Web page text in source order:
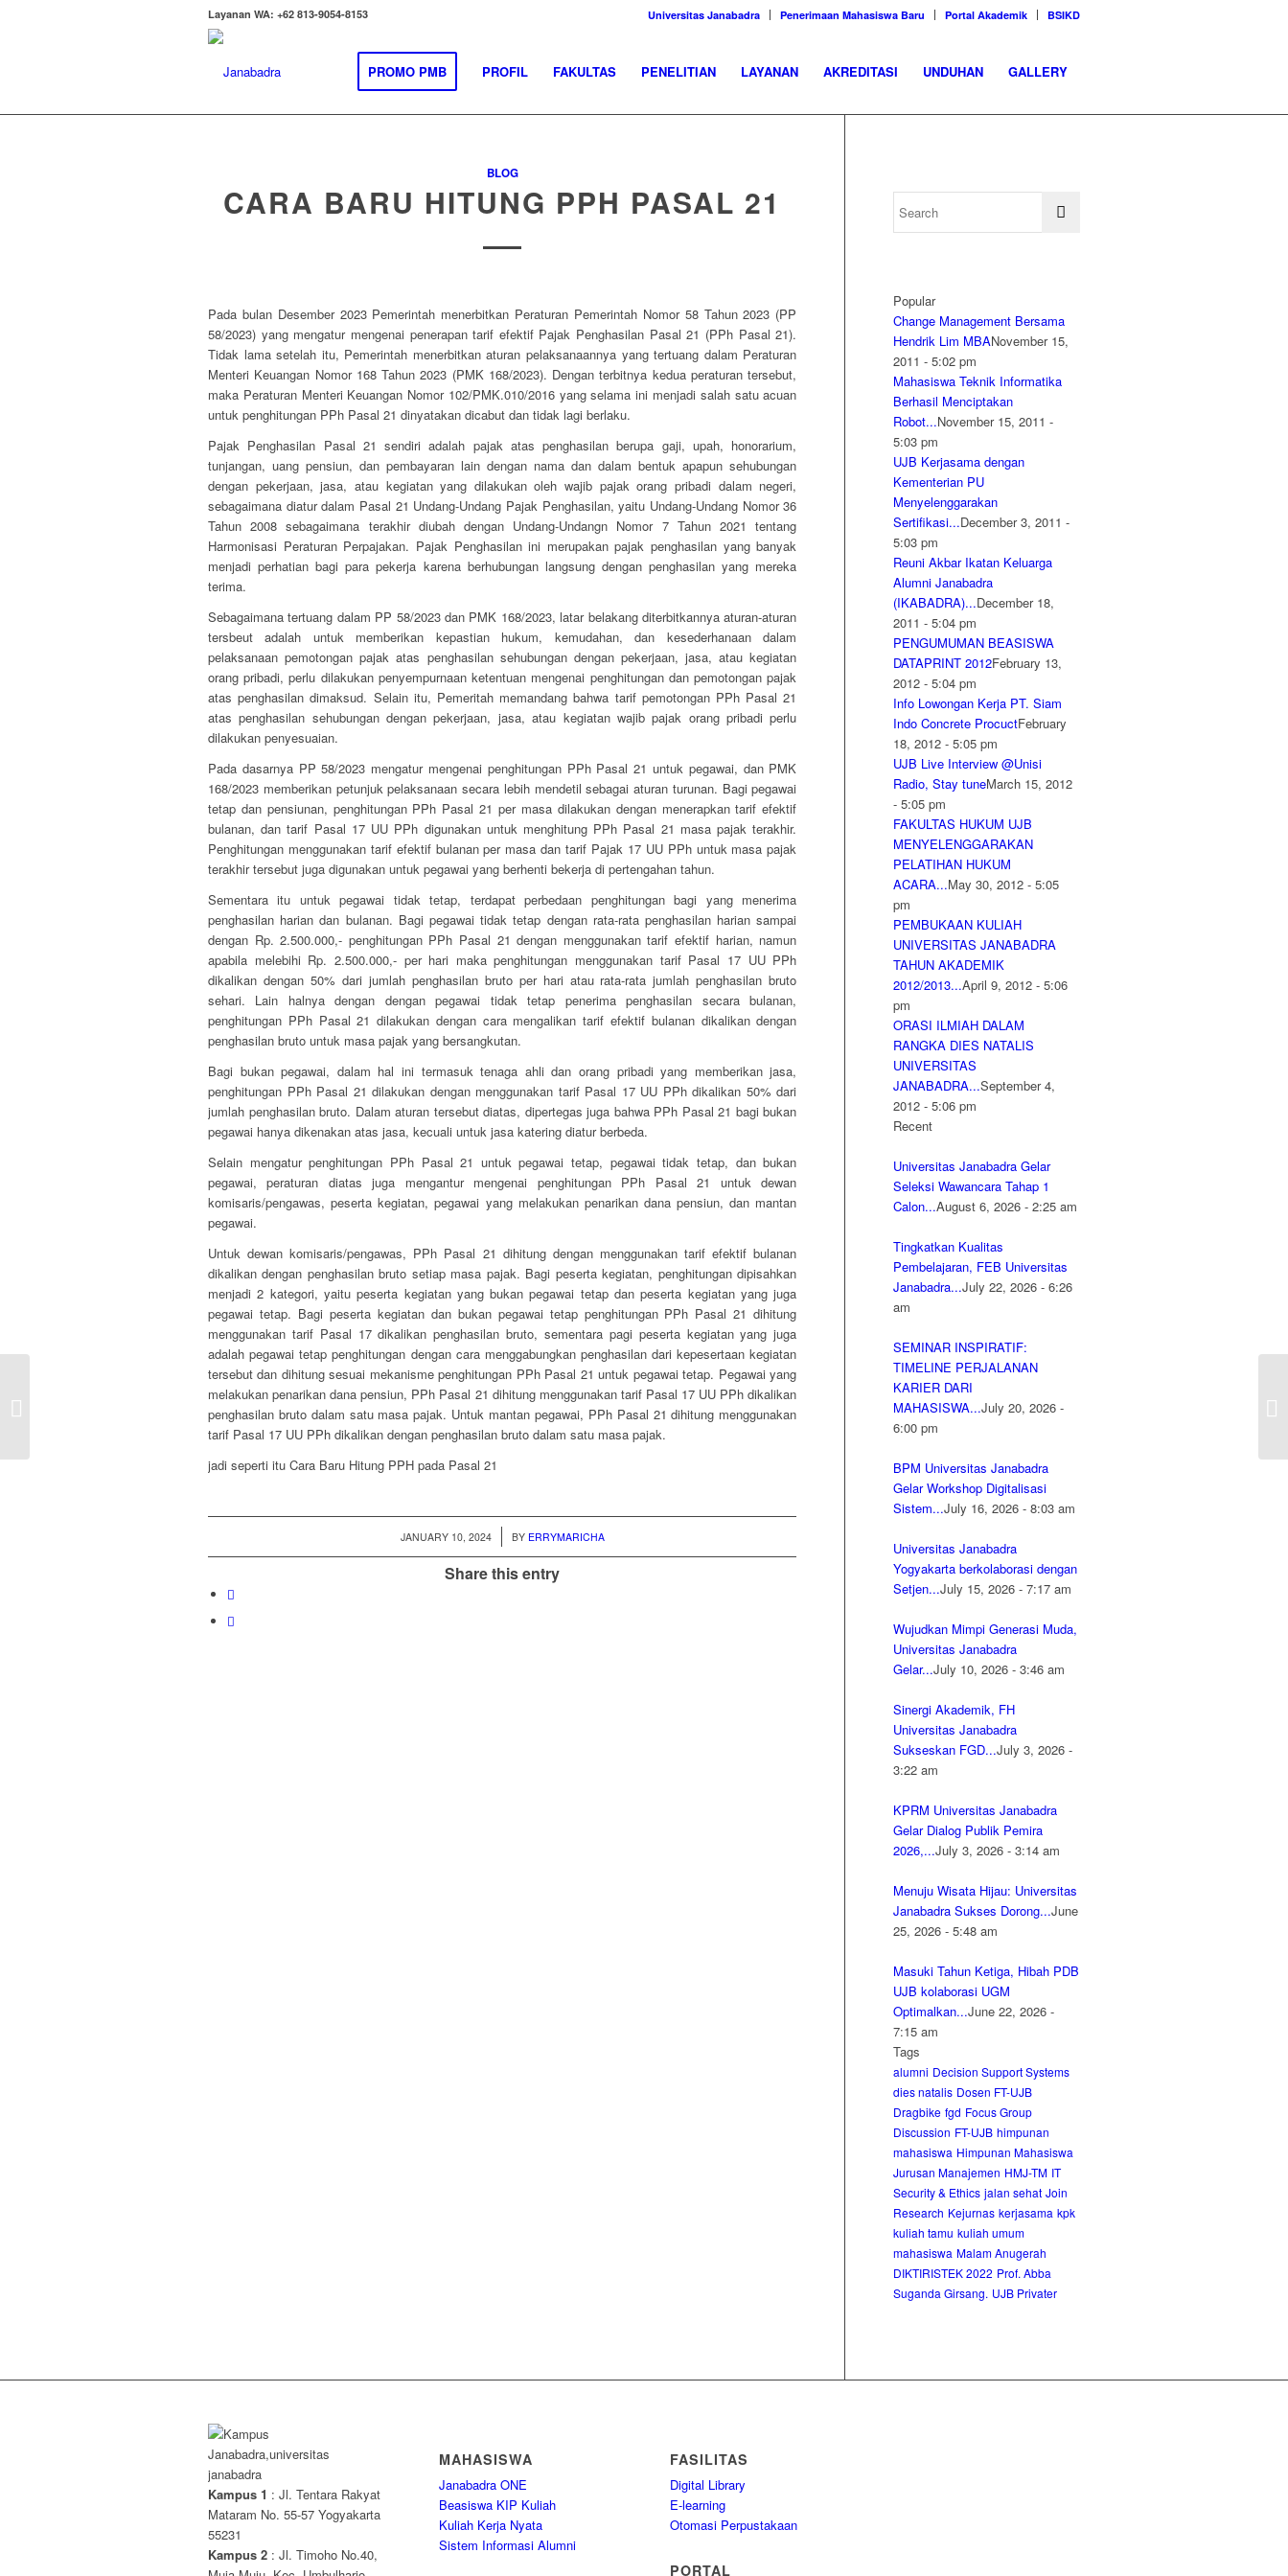
Universitas Janabadra Penerimaan Mahasiswa Baru Portal Akademik BSIKD
Layanan WA: +62 813-9054-8153
PROMO PMB PROFIL FAKULTAS PENELITIAN LAYANAN AKREDITASI UNDUHAN GALLERY
BLOG
CARA BARU HITUNG PPH PASAL 21
Pada bulan Desember 2023 Pemerintah menerbitkan Peraturan Pemerintah Nomor 58 Tahun 2023 (PP
58/2023) yang mengatur mengenai penerapan tarif efektif Pajak Penghasilan Pasal 21 (PPh Pasal 21).
Tidak lama setelah itu, Pemerintah menerbitkan aturan pelaksanaannya yang tertuang dalam Peraturan
Menteri Keuangan Nomor 168 Tahun 2023 (PMK 168/2023). Dengan terbitnya kedua peraturan tersebut,
maka Peraturan Menteri Keuangan Nomor 102/PMK.010/2016 yang selama ini menjadi salah satu acuan
untuk penghitungan PPh Pasal 21 dinyatakan dicabut dan tidak lagi berlaku.
Pajak Penghasilan Pasal 21 sendiri adalah pajak atas penghasilan berupa gaji, upah, honorarium,
tunjangan, uang pensiun, dan pembayaran lain dengan nama dan dalam bentuk apapun sehubungan
dengan pekerjaan, jasa, atau kegiatan yang dilakukan oleh wajib pajak orang pribadi dalam negeri,
sebagaimana diatur dalam Pasal 21 Undang-Undang Pajak Penghasilan, yaitu Undang-Undang Nomor 36
Tahun 2008 sebagaimana terakhir diubah dengan Undang-Undangn Nomor 7 Tahun 2021 tentang
Harmonisasi Peraturan Perpajakan. Pajak Penghasilan ini merupakan pajak penghasilan yang banyak
menjadi perhatian bagi para pekerja karena berhubungan langsung dengan penghasilan yang mereka
terima.
Sebagaimana tertuang dalam PP 58/2023 dan PMK 168/2023, latar belakang diterbitkannya aturan-aturan
tersbeut adalah untuk memberikan kepastian hukum, kemudahan, dan kesederhanaan dalam
pelaksanaan pemotongan pajak atas penghasilan sehubungan dengan pekerjaan, jasa, atau kegiatan
orang pribadi, perlu dilakukan penyempurnaan ketentuan mengenai penghitungan dan pemotongan pajak
atas penghasilan dimaksud. Selain itu, Pemeritah memandang bahwa tarif pemotongan PPh Pasal 21
atas penghasilan sehubungan dengan pekerjaan, jasa, atau kegiatan wajib pajak orang pribadi perlu
dilakukan penyesuaian.
Pada dasarnya PP 58/2023 mengatur mengenai penghitungan PPh Pasal 21 untuk pegawai, dan PMK
168/2023 memberikan petunjuk pelaksanaan secara lebih mendetil sebagai aturan turunan. Bagi pegawai
tetap dan pensiunan, penghitungan PPh Pasal 21 per masa dilakukan dengan menerapkan tarif efektif
bulanan, dan tarif Pasal 17 UU PPh digunakan untuk menghitung PPh Pasal 21 masa pajak terakhir.
Penghitungan menggunakan tarif efektif bulanan per masa dan tarif Pajak 17 UU PPh untuk masa pajak
terakhir tersebut juga digunakan untuk pegawai yang berhenti bekerja di pertengahan tahun.
Sementara itu untuk pegawai tidak tetap, terdapat perbedaan penghitungan bagi yang menerima
penghasilan harian dan bulanan. Bagi pegawai tidak tetap dengan rata-rata penghasilan harian sampai
dengan Rp. 2.500.000,- penghitungan PPh Pasal 21 dengan menggunakan tarif efektif harian, namun
apabila melebihi Rp. 2.500.000,- per hari maka penghitungan menggunakan tarif Pasal 17 UU PPh
dikalikan dengan 50% dari jumlah penghasilan bruto per hari atau rata-rata jumlah penghasilan bruto
sehari. Lain halnya dengan dengan pegawai tidak tetap penerima penghasilan secara bulanan,
penghitungan PPh Pasal 21 dilakukan dengan cara mengalikan tarif efektif bulanan dikalikan dengan
penghasilan bruto untuk masa pajak yang bersangkutan.
Bagi bukan pegawai, dalam hal ini termasuk tenaga ahli dan orang pribadi yang memberikan jasa,
penghitungan PPh Pasal 21 dilakukan dengan menggunakan tarif Pasal 17 UU PPh dikalikan 50% dari
jumlah penghasilan bruto. Dalam aturan tersebut diatas, dipertegas juga bahwa PPh Pasal 21 bagi bukan
pegawai hanya dikenakan atas jasa, kecuali untuk jasa katering diatur berbeda.
Selain mengatur penghitungan PPh Pasal 21 untuk pegawai tetap, pegawai tidak tetap, dan bukan
pegawai, peraturan diatas juga mengantur mengenai penghitungan PPh Pasal 21 untuk dewan
komisaris/pengawas, peserta kegiatan, pegawai yang melakukan penarikan dana pensiun, dan mantan
pegawai.
Untuk dewan komisaris/pengawas, PPh Pasal 21 dihitung dengan menggunakan tarif efektif bulanan
dikalikan dengan penghasilan bruto setiap masa pajak. Bagi peserta kegiatan, penghitungan dipisahkan
menjadi 2 kategori, yaitu peserta kegiatan yang bukan pegawai tetap dan peserta kegiatan yang juga
pegawai tetap. Bagi peserta kegiatan dan bukan pegawai tetap penghitungan PPh Pasal 21 dihitung
menggunakan tarif Pasal 17 dikalikan penghasilan bruto, sementara pagi peserta kegiatan yang juga
adalah pegawai tetap penghitungan dengan cara menggabungkan penghasilan dari kepesertaan kegiatan
tersebut dan dihitung sesuai mekanisme penghitungan PPh Pasal 21 untuk pegawai tetap. Pegawai yang
melakukan penarikan dana pensiun, PPh Pasal 21 dihitung menggunakan tarif Pasal 17 UU PPh dikalikan
penghasilan bruto dalam satu masa pajak. Untuk mantan pegawai, PPh Pasal 21 dihitung menggunakan
tarif Pasal 17 UU PPh dikalikan dengan penghasilan bruto dalam satu masa pajak.
jadi seperti itu Cara Baru Hitung PPH pada Pasal 21
JANUARY 10, 2024
/ BY ERRYMARICHA
Share this entry
Popular
Change Management Bersama
Hendrik Lim MBANovember 15,
2011 - 5:02 pm
Mahasiswa Teknik Informatika
Berhasil Menciptakan
Robot...November 15, 2011 -
5:03 pm
UJB Kerjasama dengan
Kementerian PU
Menyelenggarakan
Sertifikasi...December 3, 2011 -
5:03 pm
Reuni Akbar Ikatan Keluarga
Alumni Janabadra
(IKABADRA)...December 18,
2011 - 5:04 pm
PENGUMUMAN BEASISWA
DATAPRINT 2012February 13,
2012 - 5:04 pm
Info Lowongan Kerja PT. Siam
Indo Concrete ProcuctFebruary
18, 2012 - 5:05 pm
UJB Live Interview @Unisi
Radio, Stay tuneMarch 15, 2012
- 5:05 pm
FAKULTAS HUKUM UJB
MENYELENGGARAKAN
PELATIHAN HUKUM
ACARA...May 30, 2012 - 5:05
pm
PEMBUKAAN KULIAH
UNIVERSITAS JANABADRA
TAHUN AKADEMIK
2012/2013...April 9, 2012 - 5:06
pm
ORASI ILMIAH DALAM
RANGKA DIES NATALIS
UNIVERSITAS
JANABADRA...September 4,
2012 - 5:06 pm
Recent
Universitas Janabadra Gelar
Seleksi Wawancara Tahap 1
Calon...August 6, 2026 - 2:25 am
Tingkatkan Kualitas
Pembelajaran, FEB Universitas
Janabadra...July 22, 2026 - 6:26
am
SEMINAR INSPIRATIF:
TIMELINE PERJALANAN
KARIER DARI
MAHASISWA...July 20, 2026 -
6:00 pm
BPM Universitas Janabadra
Gelar Workshop Digitalisasi
Sistem...July 16, 2026 - 8:03 am
Universitas Janabadra
Yogyakarta berkolaborasi dengan
Setjen...July 15, 2026 - 7:17 am
Wujudkan Mimpi Generasi Muda,
Universitas Janabadra
Gelar...July 10, 2026 - 3:46 am
Sinergi Akademik, FH
Universitas Janabadra
Sukseskan FGD...July 3, 2026 -
3:22 am
KPRM Universitas Janabadra
Gelar Dialog Publik Pemira
2026,...July 3, 2026 - 3:14 am
Menuju Wisata Hijau: Universitas
Janabadra Sukses Dorong...June
25, 2026 - 5:48 am
Masuki Tahun Ketiga, Hibah PDB
UJB kolaborasi UGM
Optimalkan...June 22, 2026 -
7:15 am
Tags
alumni Decision Support Systems
dies natalis Dosen FT-UJB
Dragbike fgd Focus Group
Discussion FT-UJB himpunan
mahasiswa Himpunan Mahasiswa
Jurusan Manajemen HMJ-TM IT
Security & Ethics jalan sehat Join
Research Kejurnas kerjasama kpk
kuliah tamu kuliah umum
mahasiswa Malam Anugerah
DIKTIRISTEK 2022 Prof. Abba
Suganda Girsang. UJB Privater
Kampus 1 : Jl. Tentara Rakyat
Mataram No. 55-57 Yogyakarta
55231
Kampus 2 : Jl. Timoho No.40,
MAHASISWA
Janabadra ONE
Beasiswa KIP Kuliah
Kuliah Kerja Nyata
Sistem Informasi Alumni
FASILITAS
Digital Library
E-learning
Otomasi Perpustakaan
PORTAL